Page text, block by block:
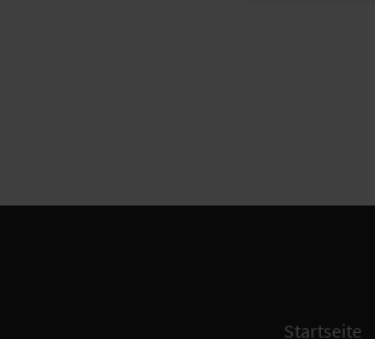
Startseite